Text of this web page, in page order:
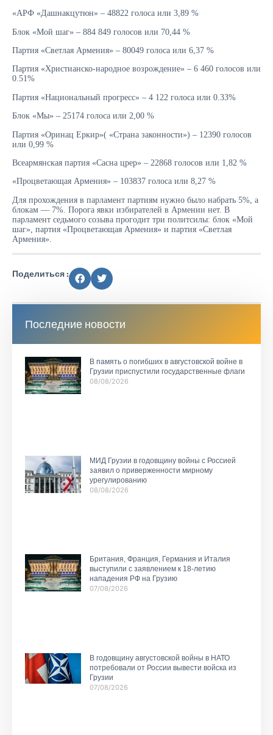
«АРФ «Дашнакцутюн» – 48822 голоса или 3,89 %
Блок «Мой шаг» – 884 849 голосов или 70,44 %
Партия «Светлая Армения» – 80049 голоса или 6,37 %
Партия «Христианско-народное возрождение» – 6 460 голосов или
0.51%
Партия «Национальный прогресс» – 4 122 голоса или 0.33%
Блок «Мы» – 25174 голоса или 2,00 %
Партия «Оринац Еркир»( «Страна законности») – 12390 голосов
или 0,99 %
Всеармянская партия «Сасна црер» – 22868 голосов или 1,82 %
«Процветающая Армения» – 103837 голоса или 8,27 %
Для прохождения в парламент партиям нужно было набрать 5%, а
блокам — 7%. Порога явки избирателей в Армении нет. В
парламент седьмого созыва прогодит три политсилы: блок «Мой
шаг», партия «Процветающая Армения» и партия «Светлая
Армения».
Поделиться :
Последние новости
В память о погибших в августовской войне в
Грузии приспустили государственные флаги
08/08/2026
МИД Грузии в годовщину войны с Россией
заявил о приверженности мирному
урегулированию
08/08/2026
Британия, Франция, Германия и Италия
выступили с заявлением к 18-летию
нападения РФ на Грузию
07/08/2026
В годовщину августовской войны в НАТО
потребовали от России вывести войска из
Грузии
07/08/2026